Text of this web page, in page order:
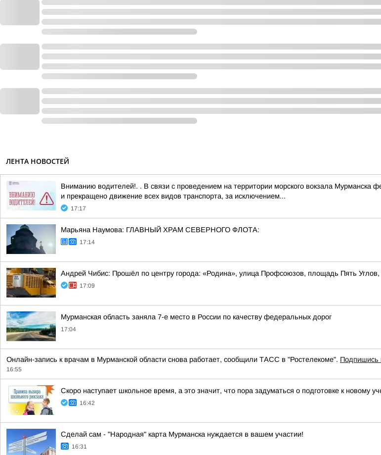
ЛЕНТА НОВОСТЕЙ
Вниманию водителей!. . В связи с проведением на территории морского вокзала Мурманска
и прекращено движение всех видов транспорта, за исключением...
17:17
Марьяна Наумова: ГЛАВНЫЙ ХРАМ СЕВЕРНОГО ФЛОТА:
17:14
Андрей Чибис: Прошёл по центру города: «Родина», улица Профсоюзов, площадь Пять
17:09
Мурманская область заняла 7-е место в России по качеству федеральных дорог
17:04
Онлайн-запись к врачам в Мурманской области снова работает, сообщили ТАСС в "Ростелекоме". Подпишись
16:55
Скоро наступает школьное время, а это значит, что пора задуматься о подготовке к новому
16:42
Сделай сам - "Народная" карта Мурманска нуждается в вашем участии!
16:31